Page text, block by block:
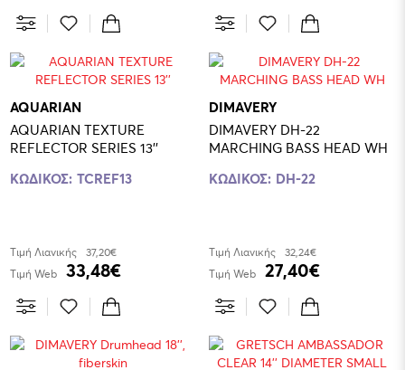
AQUARIAN
AQUARIAN TEXTURE
REFLECTOR SERIES 13''
ΚΩΔΙΚΟΣ: TCREF13
Τιμή Λιανικής
37,20€
Τιμή Web
33,48€
DIMAVERY
DIMAVERY DH-22
MARCHING BASS HEAD WH
ΚΩΔΙΚΟΣ: DH-22
Τιμή Λιανικής
32,24€
Τιμή Web
27,40€